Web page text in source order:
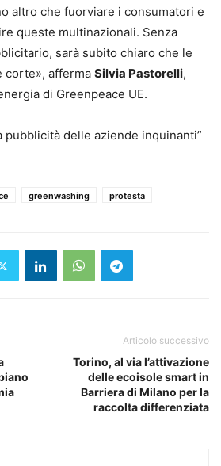
altro che fuorviare i consumatori e
queste multinazionali. Senza
sarà subito chiaro che le
corte», afferma Silvia Pastorelli,
di Greenpeace UE.
pubblicità delle aziende inquinanti”
greenwashing protesta
Articolo successivo
Torino, al via l’attivazione
delle ecoisole smart in
Barriera di Milano per la
raccolta differenziata